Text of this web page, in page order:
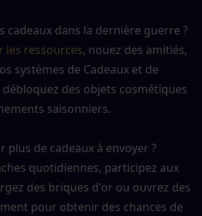
cadeaux dans la dernière guerre ?
les ressources, nouez des amitiés,
systèmes de Cadeaux et de
débloquez des objets cosmétiques
saisonniers.
plus de cadeaux à envoyer ?
quotidiennes, participez aux
des briques d'or ou ouvrez des
pour obtenir des chances de